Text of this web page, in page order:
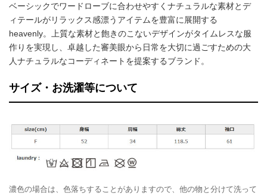
ベーシックでワードローブに合わせやすくナチュラルな素材とデ
ィテールがリラックス感漂うアイテムを豊富に展開する
heavenly。上質な素材と飽きのこないデザインがタイムレスな服
作りを実現し、卓越した審美眼から日常を大切に過ごすための大
人ナチュラルなコーディネートを提案するブランド。
サイズ・お洗濯等について
濃色の場合は、色落ちすることがありますので、他の物と分けて洗って